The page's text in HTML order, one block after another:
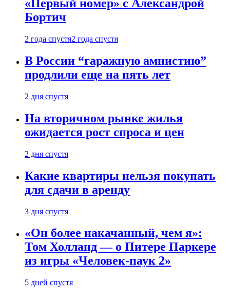
«Первый номер» с Александрой
Бортич
2 года спустя2 года спустя
В России “гаражную амнистию”
продлили еще на пять лет
2 дня спустя
На вторичном рынке жилья
ожидается рост спроса и цен
2 дня спустя
Какие квартиры нельзя покупать
для сдачи в аренду
3 дня спустя
«Он более накачанный, чем я»:
Том Холланд — о Питере Паркере
из игры «Человек-паук 2»
5 дней спустя